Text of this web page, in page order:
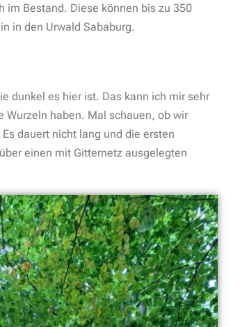
im Bestand. Diese können bis zu 350
in den Urwald Sababurg.
dunkel es hier ist. Das kann ich mir sehr
Wurzeln haben. Mal schauen, ob wir
dauert nicht lang und die ersten
einen mit Gitternetz ausgelegten